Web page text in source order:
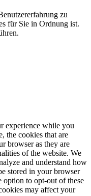
zu
für Sie in Ordnung ist.
experience while you
the cookies that are
browser as they are
of the website. We
and understand how
stored in your browser
option to opt-out of these
may affect your